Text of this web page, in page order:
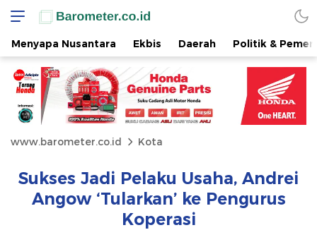
Menyapa Nusantara Ekbis Daerah Politik &
www.barometer.co.id Kota
Sukses Jadi Pelaku Usaha, Andrei
Angow ‘Tularkan’ ke Pengurus
Koperasi